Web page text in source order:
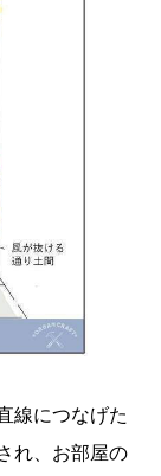
線につなげた
れ、お部屋の